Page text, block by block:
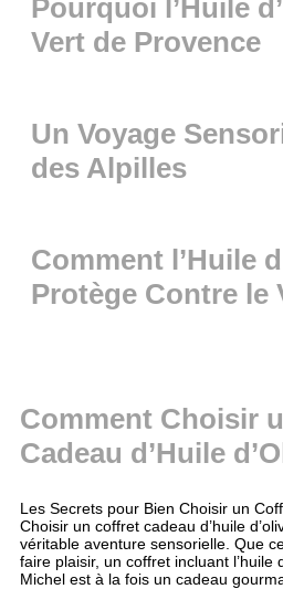
Pourquoi l’Huile
Vert de Provence
Un Voyage
des Alpilles
Comment l’Huile
Protège Contre le
Comment Choisir
Cadeau d’Huile
Les Secrets pour Bien Choisir un
Choisir un coffret cadeau d’huile
véritable aventure sensorielle. Que
faire plaisir, un coffret incluant l’huile
Michel est à la fois un cadeau